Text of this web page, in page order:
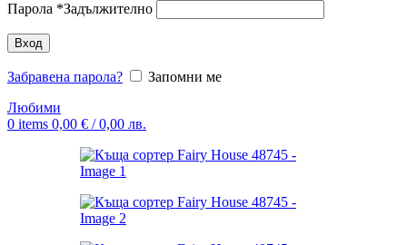
Парола *Задължително
Вход
Забравена парола?
Запомни ме
Любими
0 items 0,00 € / 0,00 лв.